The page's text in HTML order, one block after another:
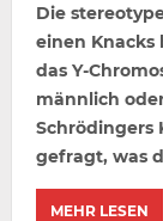
Die
einen
das Y-
männlich
Schrödingers
gefragt, was
MEHR LESEN